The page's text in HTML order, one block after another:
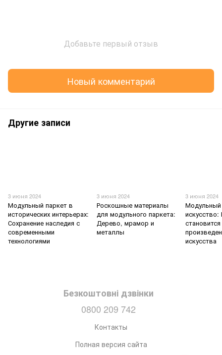
Добавьте первый отзыв
Новый комментарий
Другие записи
3 июня 2024
Модульный паркет в
исторических интерьерах:
Сохранение наследия с
современными
технологиями
3 июня 2024
Роскошные материалы
для модульного паркета:
Дерево, мрамор и
металлы
3 июня 2024
Модульный
становится
искусства
Безкоштовні дзвінки
0800 209 742
Контакты
Полная версия сайта